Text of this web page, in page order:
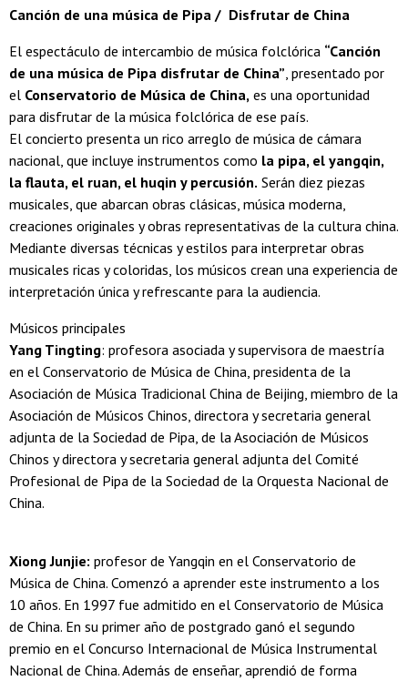
Canción de una música de Pipa / Disfrutar de China
El espectáculo de intercambio de música folclórica “Canción
de una música de Pipa disfrutar de China”, presentado por
el Conservatorio de Música de China, es una oportunidad
para disfrutar de la música folclórica de ese país.
El concierto presenta un rico arreglo de música de cámara
nacional, que incluye instrumentos como la pipa, el yangqin,
la flauta, el ruan, el huqin y percusión. Serán diez piezas
musicales, que abarcan obras clásicas, música moderna,
creaciones originales y obras representativas de la cultura china.
Mediante diversas técnicas y estilos para interpretar obras
musicales ricas y coloridas, los músicos crean una experiencia de
interpretación única y refrescante para la audiencia.
Músicos principales
Yang Tingting: profesora asociada y supervisora de maestría
en el Conservatorio de Música de China, presidenta de la
Asociación de Música Tradicional China de Beijing, miembro de la
Asociación de Músicos Chinos, directora y secretaria general
adjunta de la Sociedad de Pipa, de la Asociación de Músicos
Chinos y directora y secretaria general adjunta del Comité
Profesional de Pipa de la Sociedad de la Orquesta Nacional de
China.
Xiong Junjie: profesor de Yangqin en el Conservatorio de
Música de China. Comenzó a aprender este instrumento a los
10 años. En 1997 fue admitido en el Conservatorio de Música
de China. En su primer año de postgrado ganó el segundo
premio en el Concurso Internacional de Música Instrumental
Nacional de China. Además de enseñar, aprendió de forma